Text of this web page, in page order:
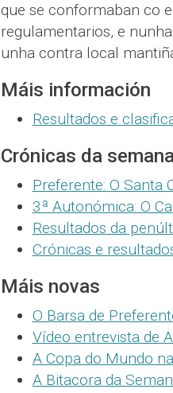
que se conformaban co
regulamentarios, e
unha contra local
Máis información
Resultados e
Crónicas da
Preferente: O Santa
3ª Autonómica: O
Resultados da
Crónicas e
Máis novas
O Barsa de
Vídeo entrevista de
A Copa do Mundo
A Bitacora da